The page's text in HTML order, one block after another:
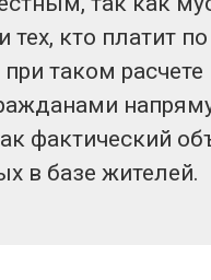
тех, кто платит по
таком расчете
фактический
в базе жителей.